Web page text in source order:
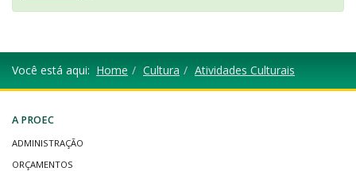
Você está aqui: Home Cultura Atividades Culturais
A PROEC
ADMINISTRAÇÃO
ORÇAMENTOS